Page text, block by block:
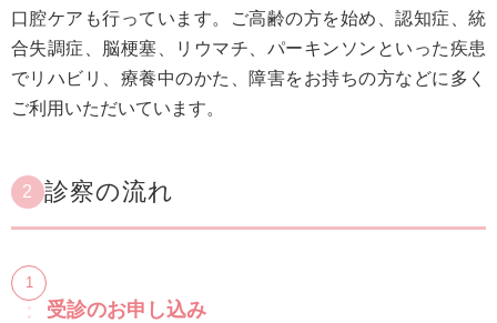
口腔ケアも行っています。ご高齢の方を始め、認知症、統
合失調症、脳梗塞、リウマチ、パーキンソンといった疾患
でリハビリ、療養中のかた、障害をお持ちの方などに多く
ご利用いただいています。
2 診察の流れ
受診のお申し込み